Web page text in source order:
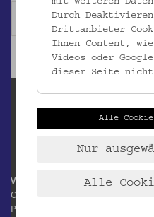
Ist das hier nicht das
Volkskundemuseum Wien
Otto Wagner Areal
Pavillon 1
Durch
Drittanbieter
Ihnen Content,
Videos oder
dieser Seite nicht
Alle
Nur
Alle